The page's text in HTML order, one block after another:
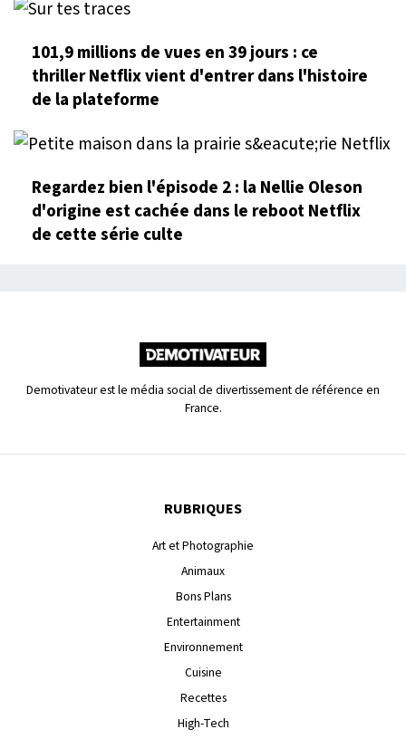
101,9 millions de vues en 39 jours : ce
thriller Netflix vient d'entrer dans l'histoire
de la plateforme
Regardez bien l'épisode 2 : la Nellie Oleson
d'origine est cachée dans le reboot Netflix
de cette série culte
Demotivateur est le média social de divertissement de référence en
France.
RUBRIQUES
Art et Photographie
Animaux
Bons Plans
Entertainment
Environnement
Cuisine
Recettes
High-Tech